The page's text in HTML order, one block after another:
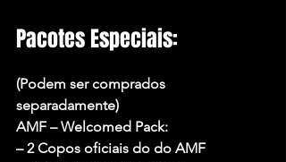
Pacotes Especiais:
(Podem ser comprados
separadamente)
AMF – Welcomed Pack:
– 2 Copos oficiais do do AMF